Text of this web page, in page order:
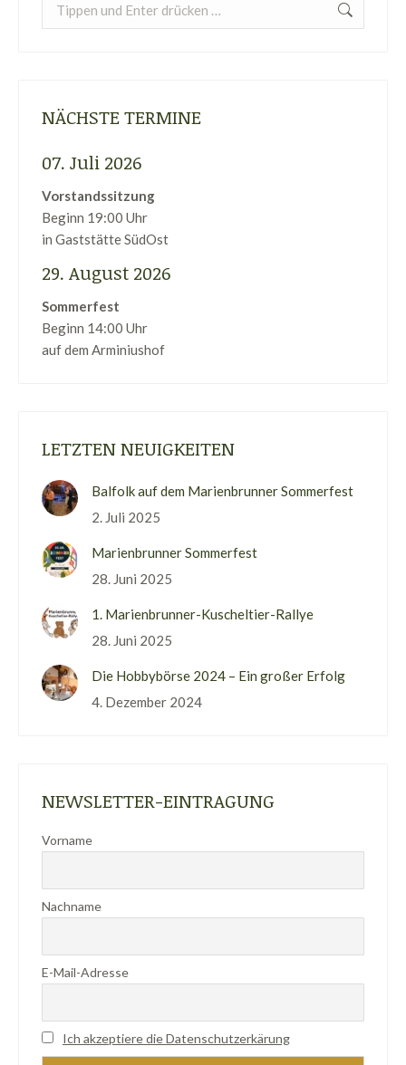
NÄCHSTE TERMINE
07. Juli 2026
Vorstandssitzung
Beginn 19:00 Uhr
in Gaststätte SüdOst
29. August 2026
Sommerfest
Beginn 14:00 Uhr
auf dem Arminiushof
LETZTEN NEUIGKEITEN
Balfolk auf dem Marienbrunner Sommerfest
2. Juli 2025
Marienbrunner Sommerfest
28. Juni 2025
1. Marienbrunner-Kuscheltier-Rallye
28. Juni 2025
Die Hobbybörse 2024 – Ein großer Erfolg
4. Dezember 2024
NEWSLETTER-EINTRAGUNG
Vorname
Nachname
E-Mail-Adresse
Ich akzeptiere die Datenschutzerkärung